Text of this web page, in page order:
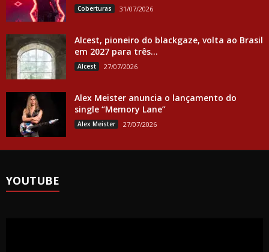
Coberturas 31/07/2026
Alcest, pioneiro do blackgaze, volta ao Brasil
em 2027 para três...
Alcest 27/07/2026
Alex Meister anuncia o lançamento do
single “Memory Lane”
Alex Meister 27/07/2026
YOUTUBE